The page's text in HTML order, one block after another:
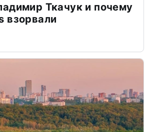
Ткачук и почему
взорвали